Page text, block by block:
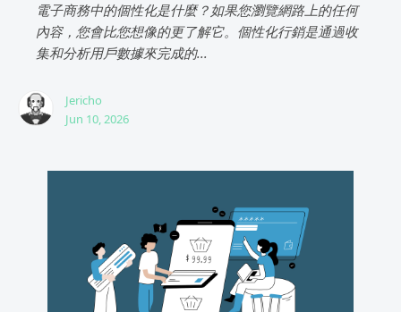
電子商務中的個性化是什麼？如果您瀏覽網路上的任何
內容，您會比您想像的更了解它。個性化行銷是通過收
集和分析用戶數據來完成的...
Jericho
Jun 10, 2026